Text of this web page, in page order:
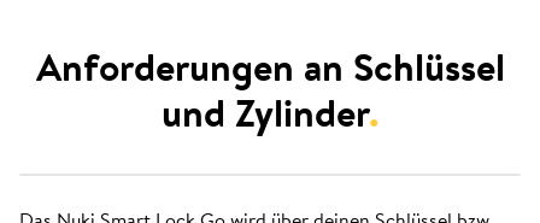
Anforderungen an Schlüssel
und Zylinder.